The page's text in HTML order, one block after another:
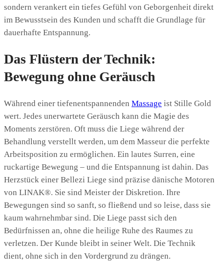
sondern verankert ein tiefes Gefühl von Geborgenheit direkt
im Bewusstsein des Kunden und schafft die Grundlage für
dauerhafte Entspannung.
Das Flüstern der Technik:
Bewegung ohne Geräusch
Während einer tiefenentspannenden Massage ist Stille Gold
wert. Jedes unerwartete Geräusch kann die Magie des
Moments zerstören. Oft muss die Liege während der
Behandlung verstellt werden, um dem Masseur die perfekte
Arbeitsposition zu ermöglichen. Ein lautes Surren, eine
ruckartige Bewegung – und die Entspannung ist dahin. Das
Herzstück einer Bellezi Liege sind präzise dänische Motoren
von LINAK®. Sie sind Meister der Diskretion. Ihre
Bewegungen sind so sanft, so fließend und so leise, dass sie
kaum wahrnehmbar sind. Die Liege passt sich den
Bedürfnissen an, ohne die heilige Ruhe des Raumes zu
verletzen. Der Kunde bleibt in seiner Welt. Die Technik
dient, ohne sich in den Vordergrund zu drängen.